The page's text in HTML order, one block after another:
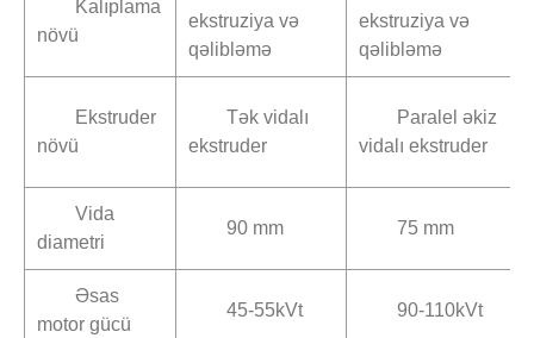
Kalıplama
növü
ekstruziya və
qəlibləmə
ekstruziya və
qəlibləmə
Ekstruder
növü
Tək vidalı
ekstruder
Paralel əkiz
vidalı ekstruder
Vida
diametri
90 mm 75 mm
Əsas
motor gücü
45-55kVt 90-110kVt